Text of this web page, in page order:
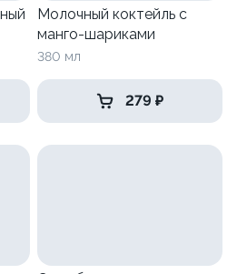
Молочный коктейль с
манго-шариками
380 мл
279 ₽